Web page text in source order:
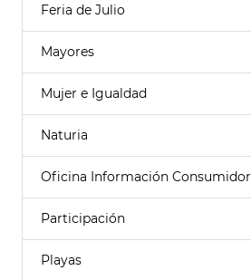
Feria de Julio
Mayores
Mujer e Igualdad
Naturia
Oficina Información Consumidor
Participación
Playas